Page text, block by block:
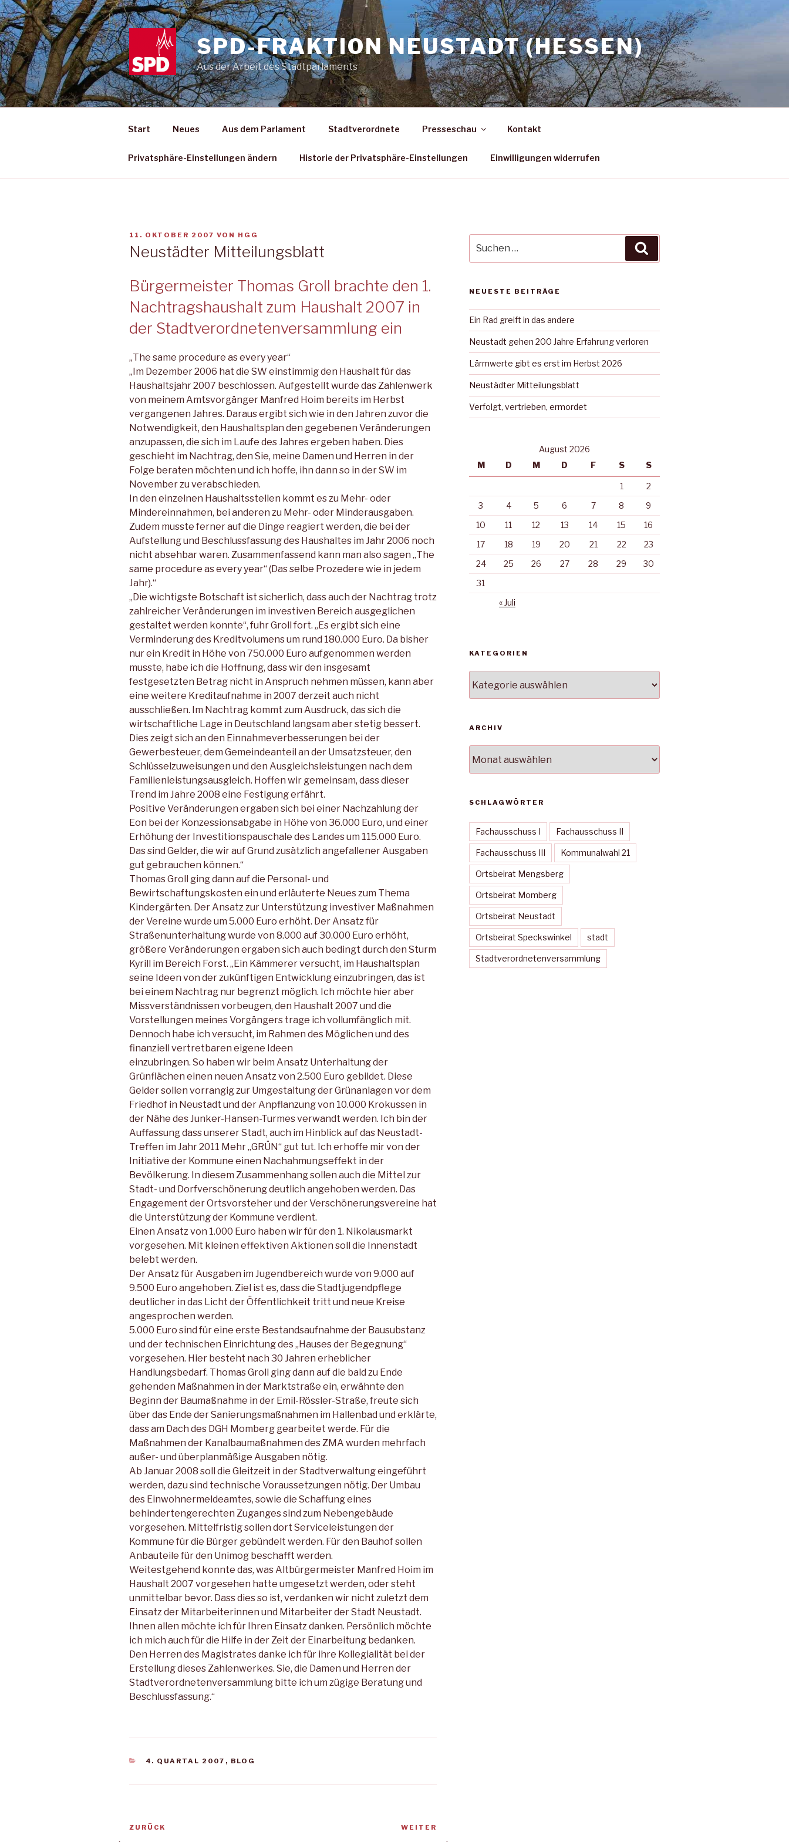
Zum
Inhalt
springen
SPD-FRAKTION NEUSTADT (HESSEN)
Aus der Arbeit des Stadtparlaments
Start Neues Aus dem Parlament Stadtverordnete Presseschau Kontakt
Privatsphäre-Einstellungen ändern Historie der Privatsphäre-Einstellungen Einwilligungen widerrufen
VERÖFFENTLICHT
11. OKTOBER 2007 VON HGG
Neustädter Mitteilungsblatt
Bürgermeister Thomas Groll brachte den 1.
Nachtragshaushalt zum Haushalt 2007 in
der Stadtverordnetenversammlung ein
„The same procedure as every year“
„Im Dezember 2006 hat die SW einstimmig den Haushalt für das
Haushaltsjahr 2007 beschlossen. Aufgestellt wurde das Zahlenwerk
von meinem Amtsvorgänger Manfred Hoim bereits im Herbst
vergangenen Jahres. Daraus ergibt sich wie in den Jahren zuvor die
Notwendigkeit, den Haushaltsplan den gegebenen Veränderungen
anzupassen, die sich im Laufe des Jahres ergeben haben. Dies
geschieht im Nachtrag, den Sie, meine Damen und Herren in der
Folge beraten möchten und ich hoffe, ihn dann so in der SW im
November zu verabschieden.
In den einzelnen Haushaltsstellen kommt es zu Mehr- oder
Mindereinnahmen, bei anderen zu Mehr- oder Minderausgaben.
Zudem musste ferner auf die Dinge reagiert werden, die bei der
Aufstellung und Beschlussfassung des Haushaltes im Jahr 2006 noch
nicht absehbar waren. Zusammenfassend kann man also sagen „The
same procedure as every year“ (Das selbe Prozedere wie in jedem
Jahr).“
„Die wichtigste Botschaft ist sicherlich, dass auch der Nachtrag trotz
zahlreicher Veränderungen im investiven Bereich ausgeglichen
gestaltet werden konnte“, fuhr Groll fort. „Es ergibt sich eine
Verminderung des Kreditvolumens um rund 180.000 Euro. Da bisher
nur ein Kredit in Höhe von 750.000 Euro aufgenommen werden
musste, habe ich die Hoffnung, dass wir den insgesamt
festgesetzten Betrag nicht in Anspruch nehmen müssen, kann aber
eine weitere Kreditaufnahme in 2007 derzeit auch nicht
ausschließen. Im Nachtrag kommt zum Ausdruck, das sich die
wirtschaftliche Lage in Deutschland langsam aber stetig bessert.
Dies zeigt sich an den Einnahmeverbesserungen bei der
Gewerbesteuer, dem Gemeindeanteil an der Umsatzsteuer, den
Schlüsselzuweisungen und den Ausgleichsleistungen nach dem
Familienleistungsausgleich. Hoffen wir gemeinsam, dass dieser
Trend im Jahre 2008 eine Festigung erfährt.
Positive Veränderungen ergaben sich bei einer Nachzahlung der
Eon bei der Konzessionsabgabe in Höhe von 36.000 Euro, und einer
Erhöhung der Investitionspauschale des Landes um 115.000 Euro.
Das sind Gelder, die wir auf Grund zusätzlich angefallener Ausgaben
gut gebrauchen können.“
Thomas Groll ging dann auf die Personal- und
Bewirtschaftungskosten ein und erläuterte Neues zum Thema
Kindergärten. Der Ansatz zur Unterstützung investiver Maßnahmen
der Vereine wurde um 5.000 Euro erhöht. Der Ansatz für
Straßenunterhaltung wurde von 8.000 auf 30.000 Euro erhöht,
größere Veränderungen ergaben sich auch bedingt durch den Sturm
Kyrill im Bereich Forst. „Ein Kämmerer versucht, im Haushaltsplan
seine Ideen von der zukünftigen Entwicklung einzubringen, das ist
bei einem Nachtrag nur begrenzt möglich. Ich möchte hier aber
Missverständnissen vorbeugen, den Haushalt 2007 und die
Vorstellungen meines Vorgängers trage ich vollumfänglich mit.
Dennoch habe ich versucht, im Rahmen des Möglichen und des
finanziell vertretbaren eigene Ideen
einzubringen. So haben wir beim Ansatz Unterhaltung der
Grünflächen einen neuen Ansatz von 2.500 Euro gebildet. Diese
Gelder sollen vorrangig zur Umgestaltung der Grünanlagen vor dem
Friedhof in Neustadt und der Anpflanzung von 10.000 Krokussen in
der Nähe des Junker-Hansen-Turmes verwandt werden. Ich bin der
Auffassung dass unserer Stadt, auch im Hinblick auf das Neustadt-
Treffen im Jahr 2011 Mehr „GRÜN“ gut tut. Ich erhoffe mir von der
Initiative der Kommune einen Nachahmungseffekt in der
Bevölkerung. In diesem Zusammenhang sollen auch die Mittel zur
Stadt- und Dorfverschönerung deutlich angehoben werden. Das
Engagement der Ortsvorsteher und der Verschönerungsvereine hat
die Unterstützung der Kommune verdient.
Einen Ansatz von 1.000 Euro haben wir für den 1. Nikolausmarkt
vorgesehen. Mit kleinen effektiven Aktionen soll die Innenstadt
belebt werden.
Der Ansatz für Ausgaben im Jugendbereich wurde von 9.000 auf
9.500 Euro angehoben. Ziel ist es, dass die Stadtjugendpflege
deutlicher in das Licht der Öffentlichkeit tritt und neue Kreise
angesprochen werden.
5.000 Euro sind für eine erste Bestandsaufnahme der Bausubstanz
und der technischen Einrichtung des „Hauses der Begegnung“
vorgesehen. Hier besteht nach 30 Jahren erheblicher
Handlungsbedarf. Thomas Groll ging dann auf die bald zu Ende
gehenden Maßnahmen in der Marktstraße ein, erwähnte den
Beginn der Baumaßnahme in der Emil-Rössler-Straße, freute sich
über das Ende der Sanierungsmaßnahmen im Hallenbad und erklärte,
dass am Dach des DGH Momberg gearbeitet werde. Für die
Maßnahmen der Kanalbaumaßnahmen des ZMA wurden mehrfach
außer- und überplanmäßige Ausgaben nötig.
Ab Januar 2008 soll die Gleitzeit in der Stadtverwaltung eingeführt
werden, dazu sind technische Voraussetzungen nötig. Der Umbau
des Einwohnermeldeamtes, sowie die Schaffung eines
behindertengerechten Zuganges sind zum Nebengebäude
vorgesehen. Mittelfristig sollen dort Serviceleistungen der
Kommune für die Bürger gebündelt werden. Für den Bauhof sollen
Anbauteile für den Unimog beschafft werden.
Weitestgehend konnte das, was Altbürgermeister Manfred Hoim im
Haushalt 2007 vorgesehen hatte umgesetzt werden, oder steht
unmittelbar bevor. Dass dies so ist, verdanken wir nicht zuletzt dem
Einsatz der Mitarbeiterinnen und Mitarbeiter der Stadt Neustadt.
Ihnen allen möchte ich für Ihren Einsatz danken. Persönlich möchte
ich mich auch für die Hilfe in der Zeit der Einarbeitung bedanken.
Den Herren des Magistrates danke ich für ihre Kollegialität bei der
Erstellung dieses Zahlenwerkes. Sie, die Damen und Herren der
Stadtverordnetenversammlung bitte ich um zügige Beratung und
Beschlussfassung.“
KATEGORIEN
4. QUARTAL 2007 , BLOG
Beitragsnavigation
Vorheriger
ZURÜCK WEITER
nach:
NEUESTE BEITRÄGE
Ein Rad greift in das andere
Neustadt gehen 200 Jahre Erfahrung verloren
Lärmwerte gibt es erst im Herbst 2026
Neustädter Mitteilungsblatt
Verfolgt, vertrieben, ermordet
August 2026
M
D M D F S S
1
2
3
4 5 6 7 8
9
10
11 12 13 14 15
16
17
18 19 20 21 22
23
24
25 26 27 28 29
30
31
« Juli
KATEGORIEN
ARCHIV
SCHLAGWÖRTER
Fachausschuss I Fachausschuss II
Fachausschuss III Kommunalwahl 21
Ortsbeirat Mengsberg
Ortsbeirat Momberg
Ortsbeirat Neustadt
Ortsbeirat Speckswinkel stadt
Stadtverordnetenversammlung